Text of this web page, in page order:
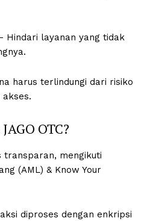
Hindari layanan yang tidak
harus terlindungi dari risiko
akses.
OTC?
transparan, mengikuti
(AML) & Know Your
diproses dengan enkripsi